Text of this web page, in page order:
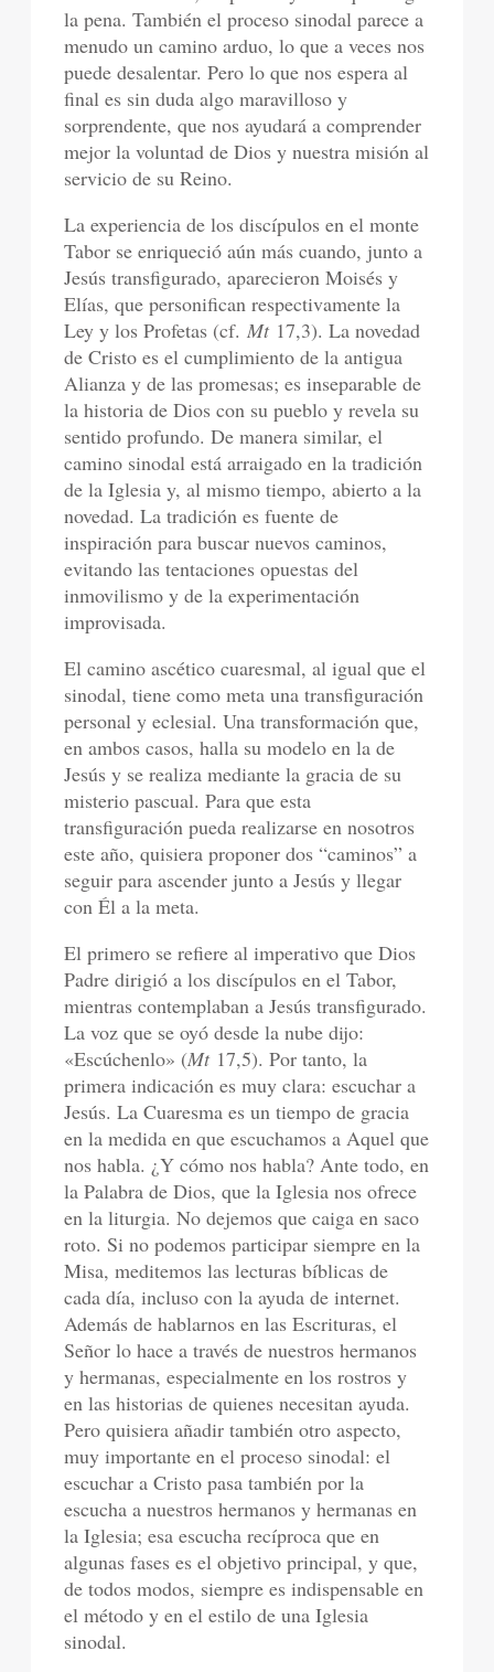
la pena. También el proceso sinodal parece a
menudo un camino arduo, lo que a veces nos
puede desalentar. Pero lo que nos espera al
final es sin duda algo maravilloso y
sorprendente, que nos ayudará a comprender
mejor la voluntad de Dios y nuestra misión al
servicio de su Reino.
La experiencia de los discípulos en el monte
Tabor se enriqueció aún más cuando, junto a
Jesús transfigurado, aparecieron Moisés y
Elías, que personifican respectivamente la
Ley y los Profetas (cf.Mt17,3). La novedad
de Cristo es el cumplimiento de la antigua
Alianza y de las promesas; es inseparable de
la historia de Dios con su pueblo y revela su
sentido profundo. De manera similar, el
camino sinodal está arraigado en la tradición
de la Iglesia y, al mismo tiempo, abierto a la
novedad. La tradición es fuente de
inspiración para buscar nuevos caminos,
evitando las tentaciones opuestas del
inmovilismo y de la experimentación
improvisada.
El camino ascético cuaresmal, al igual que el
sinodal, tiene como meta una transfiguración
personal y eclesial. Una transformación que,
en ambos casos, halla su modelo en la de
Jesús y se realiza mediante la gracia de su
misterio pascual. Para que esta
transfiguración pueda realizarse en nosotros
este año, quisiera proponer dos “caminos” a
seguir para ascender junto a Jesús y llegar
con Él a la meta.
El primero se refiere al imperativo que Dios
Padre dirigió a los discípulos en el Tabor,
mientras contemplaban a Jesús transfigurado.
La voz que se oyó desde la nube dijo:
«Escúchenlo» (Mt17,5). Por tanto, la
primera indicación es muy clara: escuchar a
Jesús. La Cuaresma es un tiempo de gracia
en la medida en que escuchamos a Aquel que
nos habla. ¿Y cómo nos habla? Ante todo, en
la Palabra de Dios, que la Iglesia nos ofrece
en la liturgia. No dejemos que caiga en saco
roto. Si no podemos participar siempre en la
Misa, meditemos las lecturas bíblicas de
cada día, incluso con la ayuda de internet.
Además de hablarnos en las Escrituras, el
Señor lo hace a través de nuestros hermanos
y hermanas, especialmente en los rostros y
en las historias de quienes necesitan ayuda.
Pero quisiera añadir también otro aspecto,
muy importante en el proceso sinodal: el
escuchar a Cristo pasa también por la
escucha a nuestros hermanos y hermanas en
la Iglesia; esa escucha recíproca que en
algunas fases es el objetivo principal, y que,
de todos modos, siempre es indispensable en
el método y en el estilo de una Iglesia
sinodal.